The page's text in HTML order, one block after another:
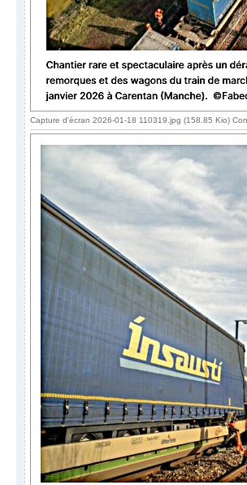
Capture d'écran 2026-01-18 110319.jpg (158.85 Kio)